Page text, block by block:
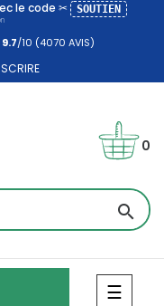
le code ✂ SOUTIEN
9.7/10 (4070 AVIS)
search
0
☰